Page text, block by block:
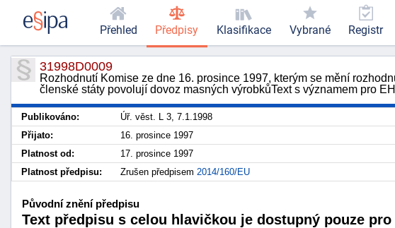
31998D0009
Rozhodnutí Komise ze dne 16. prosince 1997, kterým se mění
členské státy povolují dovoz masných výrobkůText s významem pro
Publikováno: Úř. věst. L 3, 7.1.1998
Přijato:
16. prosince 1997
Platnost od:
17. prosince 1997
Platnost předpisu:
Zrušen předpisem 2014/160/EU
Původní znění předpisu
Text předpisu s celou hlavičkou je dostupný pouze
Přehled Předpisy Klasifikace Vybrané Registr